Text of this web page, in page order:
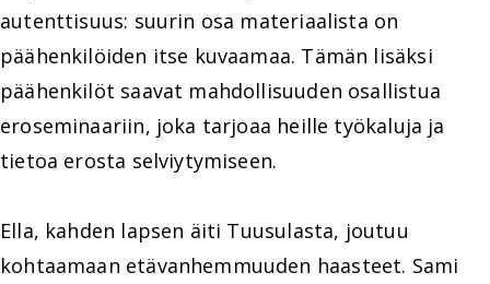
autenttisuus: suurin osa materiaalista on
päähenkilöiden itse kuvaamaa. Tämän lisäksi
päähenkilöt saavat mahdollisuuden osallistua
eroseminaariin, joka tarjoaa heille työkaluja ja
tietoa erosta selviytymiseen.
Ella, kahden lapsen äiti Tuusulasta, joutuu
kohtaamaan etävanhemmuuden haasteet. Sami